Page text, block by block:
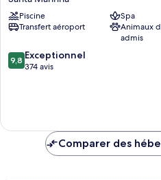
Hotel
&
Spa
Marinha
Piscine
Spa
Transfert aéroport
Animaux
admis
9.8
sur
9,8 Exceptionnel
374 avis
Comparer des